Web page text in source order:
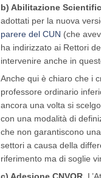
b) Abilitazione
adottati per la nuova
parere del CUN (che
ha indirizzato ai Rettori
intervenire anche in
Anche qui è chiaro che i
professore ordinario
ancora una volta si
con una modalità di
che non garantiscono
settori a causa della
riferimento ma di soglie